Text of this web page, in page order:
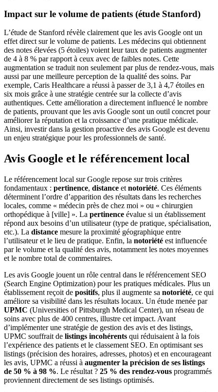
Impact sur le volume de patients (étude Stanford)
L’étude de Stanford révèle clairement que les avis Google ont un
effet direct sur le volume de patients. Les médecins qui obtiennent
des notes élevées (5 étoiles) voient leur taux de patients augmenter
de 4 à 8 % par rapport à ceux avec de faibles notes. Cette
augmentation se traduit non seulement par plus de rendez-vous, mais
aussi par une meilleure perception de la qualité des soins. Par
exemple, Caris Healthcare a réussi à passer de 3,1 à 4,7 étoiles en
six mois grâce à une stratégie centrée sur la collecte d’avis
authentiques. Cette amélioration a directement influencé le nombre
de patients, prouvant que les avis Google sont un outil concret pour
améliorer la réputation et la croissance d’une pratique médicale.
Ainsi, investir dans la gestion proactive des avis Google est devenu
un enjeu stratégique pour les professionnels de santé.
Avis Google et le référencement local
Le référencement local sur Google repose sur trois critères
fondamentaux : pertinence, distance et notoriété. Ces éléments
déterminent l’ordre d’apparition des résultats dans les recherches
locales, comme « médecin près de chez moi » ou « chirurgien
orthopédique à [ville] ». La pertinence évalue si un établissement
répond aux besoins d’un utilisateur (type de pratique, spécialisation,
etc.). La distance mesure la proximité géographique entre
l’utilisateur et le lieu de pratique. Enfin, la notoriété est influencée
par le volume et la qualité des avis, notamment les notes moyennes
et le nombre total de commentaires.
Les avis Google jouent un rôle central dans le référencement SEO
(Search Engine Optimization) pour les pratiques médicales. Plus un
établissement reçoit de positifs, plus il augmente sa notoriété, ce qui
améliore sa visibilité dans les résultats locaux. Un étude menée par
UPMC (Universities of Pittsburgh Medical Center), un réseau de
soins avec plus de 400 centres, illustre cet impact. Avant
d’implémenter une stratégie de gestion des avis et des listings,
UPMC souffrait de listings incohérents qui réduisaient à la fois
l’expérience des patients et le classement SEO. En optimisant ses
listings (précision des horaires, adresses, photos) et en encourageant
les avis, UPMC a réussi à augmenter la précision de ses listings
de 50 % à 98 %. Le résultat ? 25 % des rendez-vous programmés
proviennent directement de ses listings optimisés.